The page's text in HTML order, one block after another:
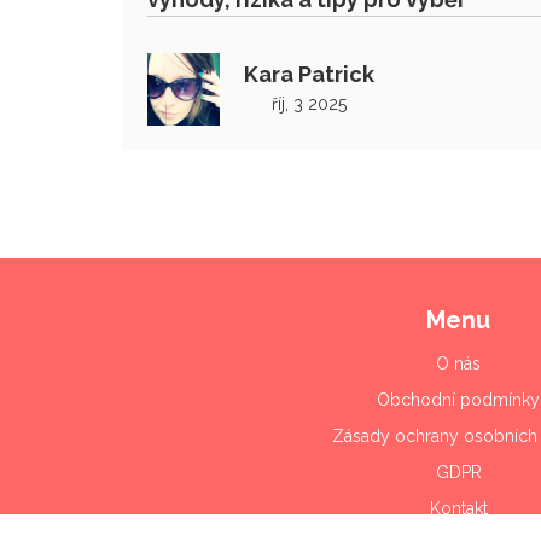
Kara Patrick
říj, 3 2025
Menu
O nás
Obchodní podmínky
Zásady ochrany osobních
GDPR
Kontakt